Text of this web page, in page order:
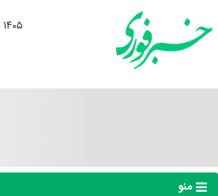
۱۴۰۵ مرداد ۱۷, شنبه
منو